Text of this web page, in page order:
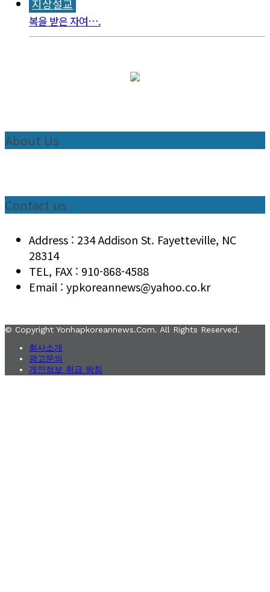
지상설교
복을 받은 자여….
About Us
Contact us
Address : 234 Addison St. Fayetteville, NC
28314
TEL, FAX : 910-868-4588
Email : ypkoreannews@yahoo.co.kr
© Copyright Yonhapkoreannews.com. All Rights Reserved.
회사소개
광고문의
개인정보 취급 방침